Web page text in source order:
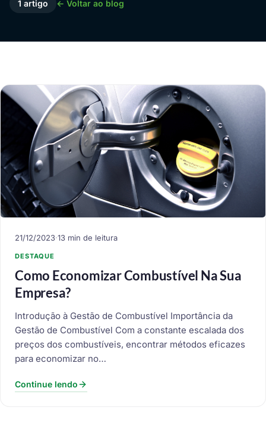
1 artigo ← Voltar ao blog
21/12/2023·13 min de leitura
DESTAQUE
Como Economizar Combustível Na Sua
Empresa?
Introdução à Gestão de Combustível Importância da
Gestão de Combustível Com a constante escalada dos
preços dos combustíveis, encontrar métodos eficazes
para economizar no…
Continue lendo